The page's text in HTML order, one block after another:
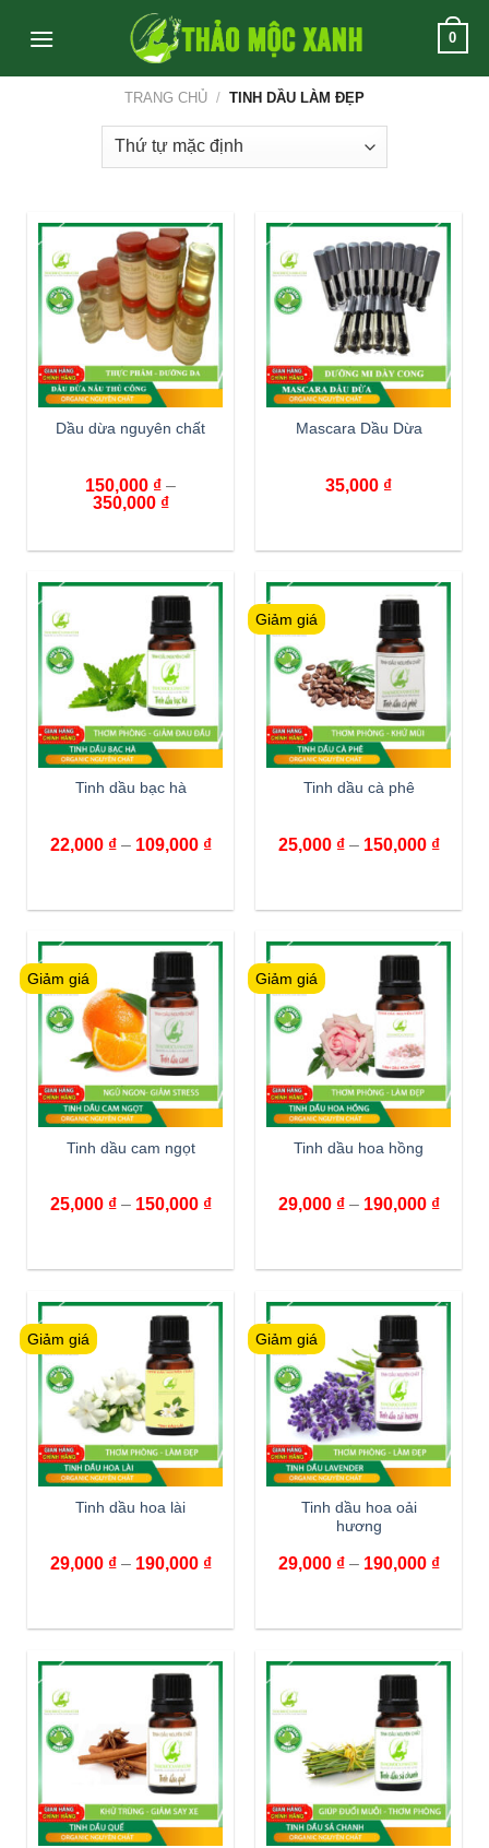
0
TRANG CHỦ / TINH DẦU LÀM ĐẸP
Dầu dừa nguyên chất
150,000 ₫ –
350,000 ₫
Mascara Dầu Dừa
35,000 ₫
Tinh dầu bạc hà
22,000 ₫– 109,000 ₫
Giảm giá
Tinh dầu cà phê
25,000 ₫– 150,000 ₫
Giảm giá
Tinh dầu cam ngọt
25,000 ₫– 150,000 ₫
Giảm giá
Tinh dầu hoa hồng
29,000 ₫– 190,000 ₫
Giảm giá
Tinh dầu hoa lài
29,000 ₫– 190,000 ₫
Giảm giá
Tinh dầu hoa oải
hương
29,000 ₫– 190,000 ₫